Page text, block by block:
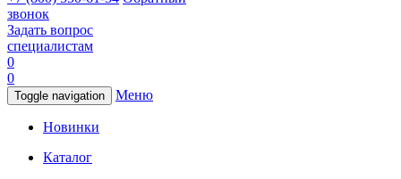
звонок
Задать вопрос
специалистам
0
0
Toggle navigation Меню
Новинки
Каталог